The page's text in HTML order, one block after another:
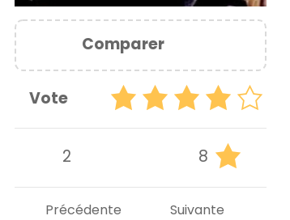
Comparer
Vote
2 8
Suivante
Précédente